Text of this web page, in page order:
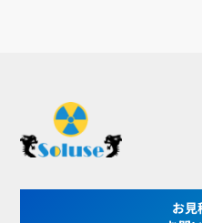
お見